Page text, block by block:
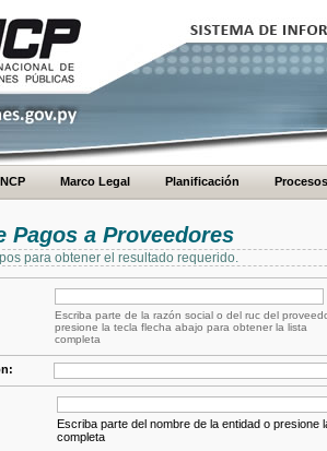
Marco Legal Planificación Procesos
Pagos a Proveedores
para obtener el resultado requerido.
Escriba parte de la razón social o del ruc del
presione la tecla flecha abajo para obtener la lista
completa
Escriba parte del nombre de la entidad o presione
completa